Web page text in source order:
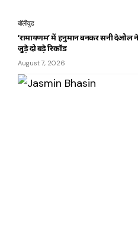
बॉलीवुड
‘रामायणम’ में हनुमान बनकर सनी देओल
जुड़े दो बड़े रिकॉर्ड
August 7, 2026